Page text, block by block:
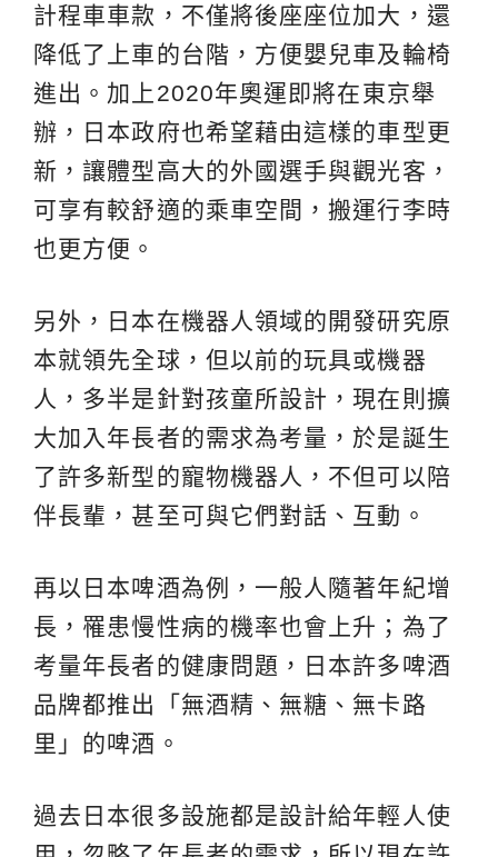
計程車車款，不僅將後座座位加大，還
降低了上車的台階，方便嬰兒車及輪椅
進出。加上2020年奧運即將在東京舉
辦，日本政府也希望藉由這樣的車型更
新，讓體型高大的外國選手與觀光客，
可享有較舒適的乘車空間，搬運行李時
也更方便。
另外，日本在機器人領域的開發研究原
本就領先全球，但以前的玩具或機器
人，多半是針對孩童所設計，現在則擴
大加入年長者的需求為考量，於是誕生
了許多新型的寵物機器人，不但可以陪
伴長輩，甚至可與它們對話、互動。
再以日本啤酒為例，一般人隨著年紀增
長，罹患慢性病的機率也會上升；為了
考量年長者的健康問題，日本許多啤酒
品牌都推出「無酒精、無糖、無卡路
里」的啤酒。
過去日本很多設施都是設計給年輕人使